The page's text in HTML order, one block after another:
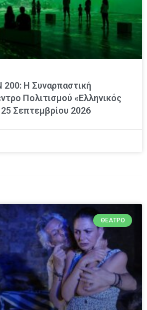
200: Η Συναρπαστική
Πολιτισμού «Ελληνικός
Σεπτεμβρίου 2026
ΘΈΑΤΡΟ